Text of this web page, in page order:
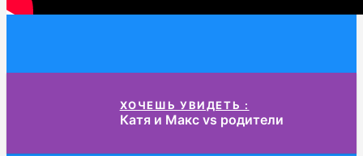
ХОЧЕШЬ УВИДЕТЬ :
Катя и Макс vs родители